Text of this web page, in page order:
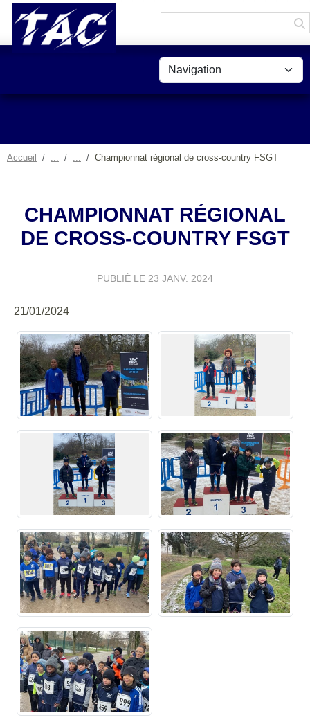
Accueil Championnat régional de cross-country FSGT
CHAMPIONNAT RÉGIONAL
DE CROSS-COUNTRY FSGT
PUBLIÉ LE 23 JANV. 2024
21/01/2024
Panneau de gestion des cookies